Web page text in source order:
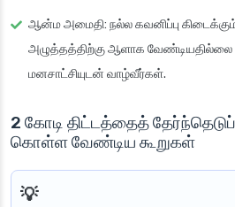
ஆன்ம அமைதி: நல்ல கவனிப்பு
அழுத்தத்திற்கு ஆளாக
மனசாட்சியுடன் வாழ்வீர்கள்.
2 கோடி திட்டத்தைத்
கொள்ள வேண்டிய கூறுகள்